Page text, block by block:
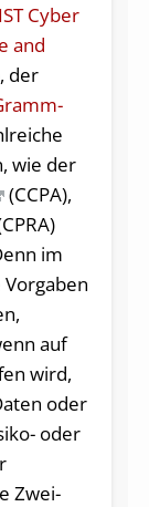
Cyber
and
der
wie der
(CCPA),
im
auf
wird,
oder
oder
Zwei-